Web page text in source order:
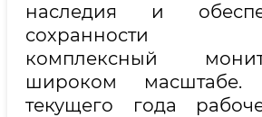
наследия и
сохранности
комплексный
широком масштабе.
текущего года